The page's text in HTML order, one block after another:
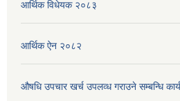
आर्थिक विधेयक २०८३
आर्थिक ऐन २०८२
औषधि उपचार खर्च उपलव्ध गराउने सम्बन्धि